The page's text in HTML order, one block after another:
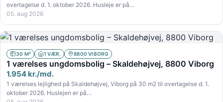
overtagelse d. 1. oktober 2026. Husleje er på…
05. aug 2026
30 M² 1 VÆR. 8800 VIBORG
1 værelses ungdomsbolig – Skaldehøjvej, 8800 Viborg
1.954 kr./md.
1 værelses lejlighed på Skaldehøjvej, Viborg på 30 m2 til overtagelse d. 1.
oktober 2026. Huslejen er på…